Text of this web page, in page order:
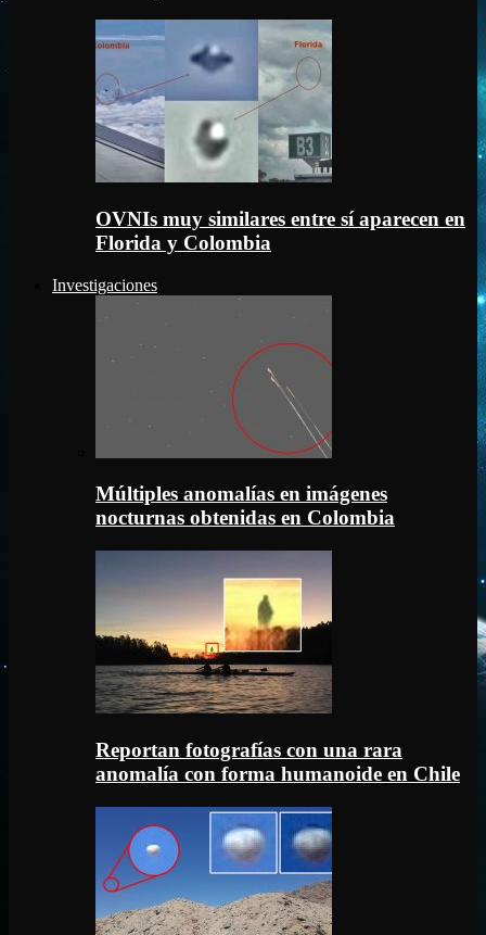
OVNIs muy similares entre sí aparecen en
Florida y Colombia
Investigaciones
Múltiples anomalías en imágenes
nocturnas obtenidas en Colombia
Reportan fotografías con una rara
anomalía con forma humanoide en Chile